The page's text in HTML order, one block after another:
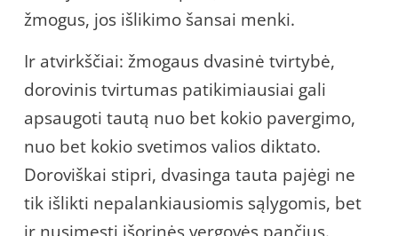
žmogus, jos išlikimo šansai menki.
Ir atvirkščiai: žmogaus dvasinė tvirtybė,
dorovinis tvirtumas patikimiausiai gali
apsaugoti tautą nuo bet kokio pavergimo,
nuo bet kokio svetimos valios diktato.
Doroviškai stipri, dvasinga tauta pajėgi ne
tik išlikti nepalankiausiomis sąlygomis, bet
ir nusimesti išorinės vergovės pančius.